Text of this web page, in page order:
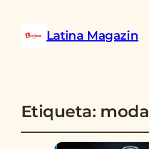
Latina Magazin
Etiqueta: moda